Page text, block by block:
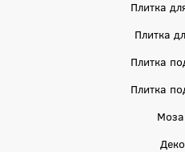
Плитка
Плитка
Плитка
Плитка